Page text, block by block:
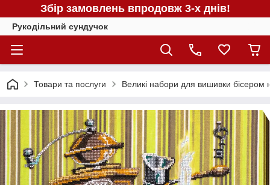
Збір замовлень впродовж 3-х днів!
Рукодільний сундучок
Товари та послуги Великі набори для вишивки бісером